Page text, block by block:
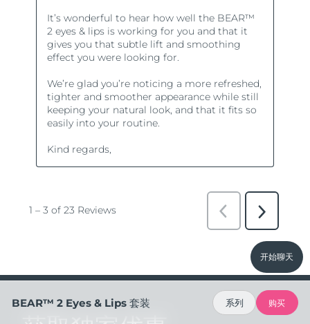
开始聊天
BEAR™ 2 Eyes & Lips 套装 系列 购买